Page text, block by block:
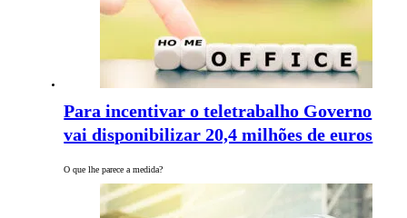
Para incentivar o teletrabalho Governo
vai disponibilizar 20,4 milhões de euros
O que lhe parece a medida?